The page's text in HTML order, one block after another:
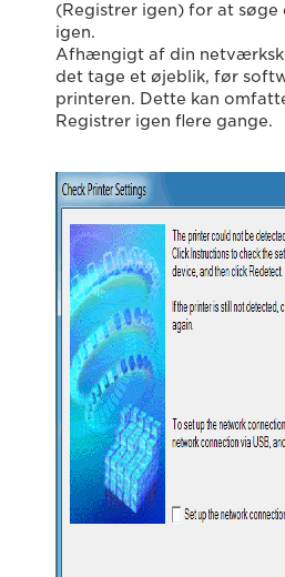
(Registrer igen) for at
igen.
Afhængigt af din
det tage et øjeblik, før
printeren. Dette kan
Registrer igen flere gange.